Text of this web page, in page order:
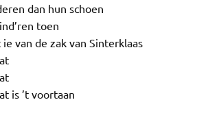
dan hun schoen
toen
van de zak van Sinterklaas
is ’t voortaan